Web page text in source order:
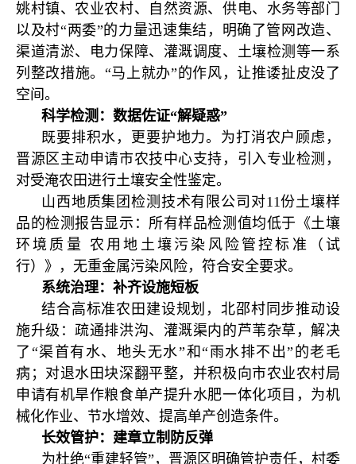
姚村镇、农业农村、自然资源、供电、水务等部门
以及村“两委”的力量迅速集结，明确了管网改造、
渠道清淤、电力保障、灌溉调度、土壤检测等一系
列整改措施。“马上就办”的作风，让推诿扯皮没了
空间。
科学检测：数据佐证“解疑惑”
既要排积水，更要护地力。为打消农户顾虑，
晋源区主动申请市农技中心支持，引入专业检测，
对受淹农田进行土壤安全性鉴定。
山西地质集团检测技术有限公司对11份土壤样
品的检测报告显示：所有样品检测值均低于《土壤
环境质量 农用地土壤污染风险管控标准（试
行）》，无重金属污染风险，符合安全要求。
系统治理：补齐设施短板
结合高标准农田建设规划，北邵村同步推动设
施升级：疏通排洪沟、灌溉渠内的芦苇杂草，解决
了“渠首有水、地头无水”和“雨水排不出”的老毛
病；对退水田块深翻平整，并积极向市农业农村局
申请有机旱作粮食单产提升水肥一体化项目，为机
械化作业、节水增效、提高单产创造条件。
长效管护：建章立制防反弹
为杜绝“重建轻管”，晋源区明确管护责任，村委